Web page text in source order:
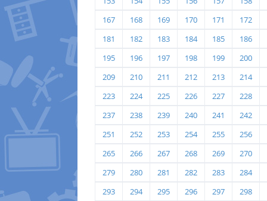
167
168 169 170 171
172
181
182 183 184 185
186
195
196 197 198 199
200
209
210 211 212 213
214
223
224 225 226 227
228
237
238 239 240 241
242
251
252 253 254 255
256
265
266 267 268 269
270
279
280 281 282 283
284
293
294 295 296 297
298